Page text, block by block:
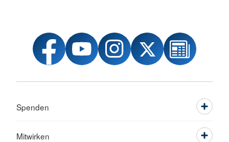
Spenden
Mitwirken